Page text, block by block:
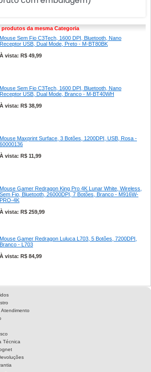
da mesma Categoria
Mouse Sem Fio C3Tech, 1600 DPI, Bluetooth, Nano
Receptor USB, Dual Mode, Preto - M-BT80BK
À vista: R$ 49,99
Mouse Sem Fio C3Tech, 1600 DPI, Bluetooth, Nano
Receptor USB, Dual Mode, Branco - M-BT40WH
À vista: R$ 38,99
Mouse Maxprint Surface, 3 Botões, 1200DPI, USB, Rosa -
60000136
À vista: R$ 11,99
Mouse Gamer Redragon King Pro 4K Lunar White, Wireless,
Sem Fio, Bluetooth, 26000DPI, 7 Botões, Branco - M916W-
PRO-4K
À vista: R$ 259,99
Mouse Gamer Redragon Luluca L703, 5 Botões, 7200DPI,
Branco - L703
À vista: R$ 84,99
Técnica